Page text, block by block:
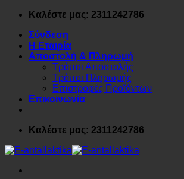
Μετάβαση
περιεχόμενο
Καλέστε μας: 2311242786
Σύνδεση
Η Εταιρία
Αποστολή & Πληρωμή
Τρόποι Αποστολής
Τρόποι Πληρωμής
Επιστροφές Προϊόντων
Επικοινωνία
Καλέστε μας: 2311242786